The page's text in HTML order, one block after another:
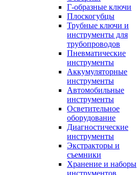
Г-образные ключи
Плоскогубцы
Трубные ключи и
инструменты для
трубопроводов
Пневматические
инструменты
Аккумуляторные
инструменты
Автомобильные
инструменты
Осветительное
оборудование
Диагностические
инструменты
Экстракторы и
съемники
Хранение и наборы
инструментов